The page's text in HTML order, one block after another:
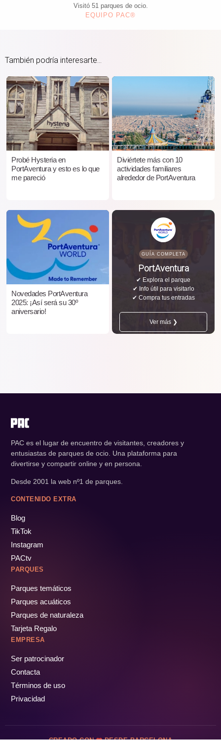
Visitó 51 parques de ocio.
EQUIPO PAC®
También podría interesarte...
Probé Hysteria en
PortAventura y esto es lo que
me pareció
Diviértete más con 10
actividades familiares
alrededor de PortAventura
Novedades PortAventura
2025: ¡Así será su 30º
aniversario!
GUÍA COMPLETA
PortAventura
✔ Explora el parque
✔ Info útil para visitarlo
✔ Compra tus entradas
Ver más ❯
PAC es el lugar de encuentro de visitantes, creadores y
entusiastas de parques de ocio. Una plataforma para
divertirse y compartir online y en persona.
Desde 2001 la web nº1 de parques.
CONTENIDO EXTRA
Blog
TikTok
Instagram
PACtv
PARQUES
Parques temáticos
Parques acuáticos
Parques de naturaleza
Tarjeta Regalo
EMPRESA
Ser patrocinador
Contacta
Términos de uso
Privacidad